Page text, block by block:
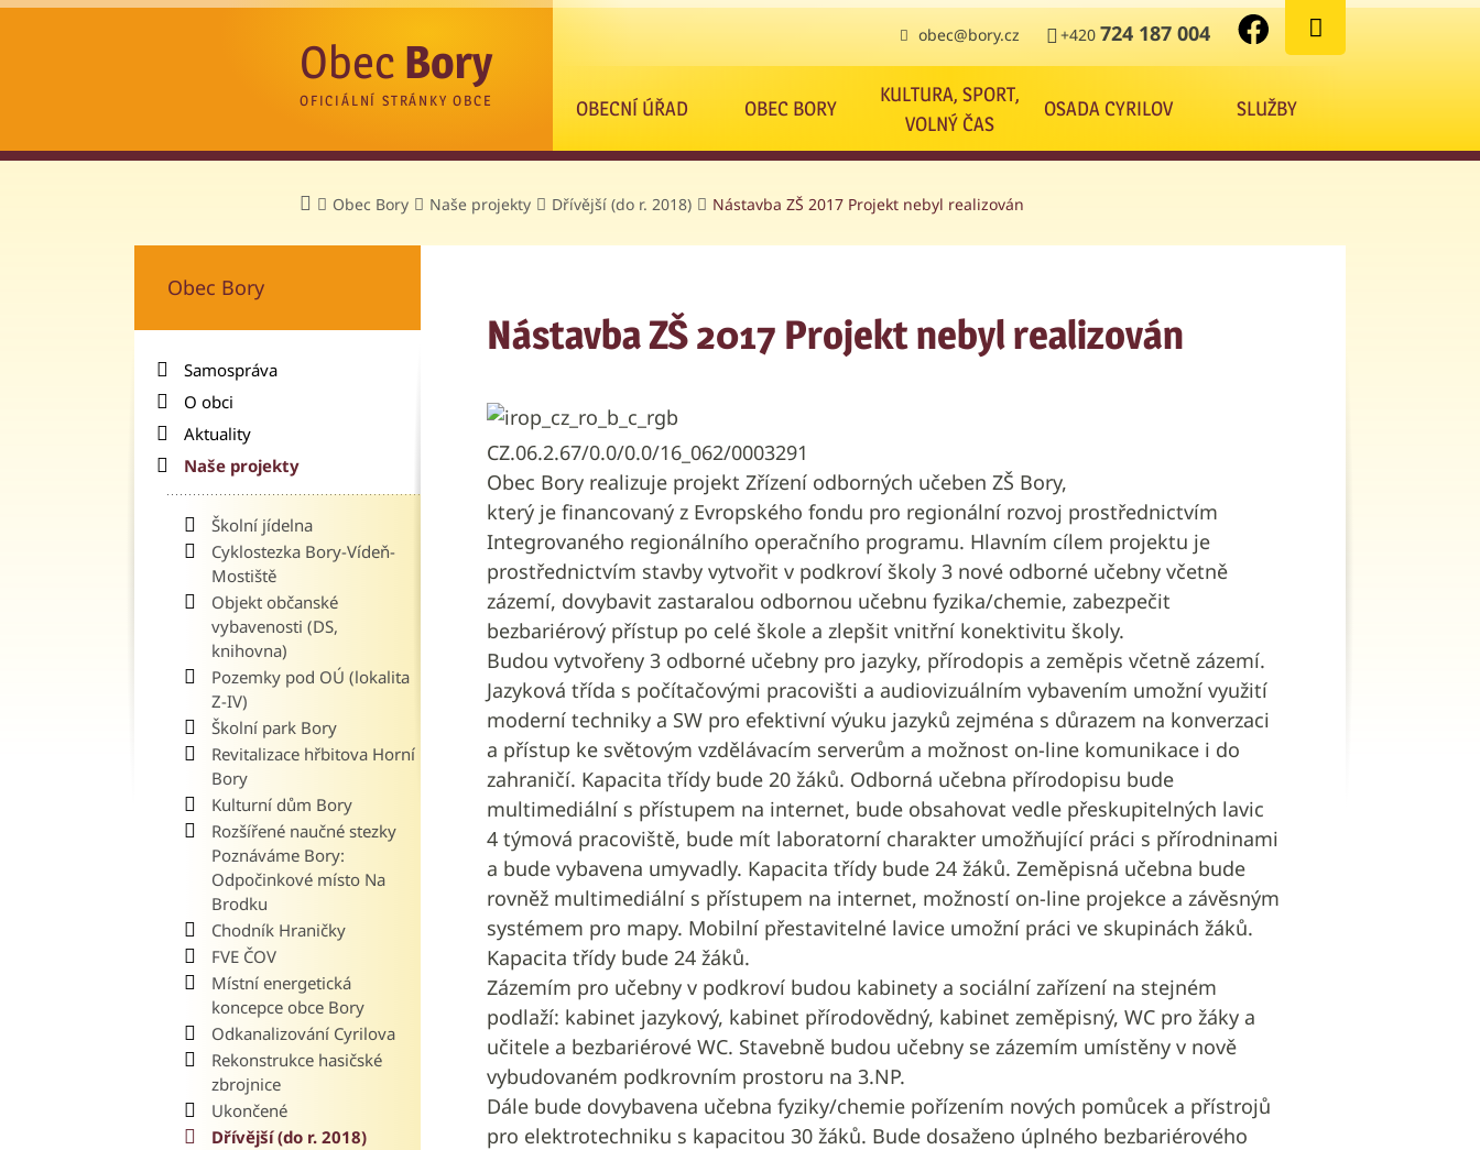
Obec Bory
OFICIÁLNÍ STRÁNKY OBCE
obec@bory.cz +420 724 187 004
OBECNÍ ÚŘAD OBEC BORY
KULTURA, SPORT,
VOLNÝ ČAS
OSADA CYRILOV SLUŽBY
Obec Bory Naše projekty Dřívější (do r. 2018) Nástavba ZŠ 2017 Projekt nebyl realizován
Nástavba ZŠ 2017 Projekt nebyl realizován
CZ.06.2.67/0.0/0.0/16_062/0003291
Obec Bory realizuje projekt Zřízení odborných učeben ZŠ Bory,
který je financovaný z Evropského fondu pro regionální rozvoj prostřednictvím
Integrovaného regionálního operačního programu. Hlavním cílem projektu je
prostřednictvím stavby vytvořit v podkroví školy 3 nové odborné učebny včetně
zázemí, dovybavit zastaralou odbornou učebnu fyzika/chemie, zabezpečit
bezbariérový přístup po celé škole a zlepšit vnitřní konektivitu školy.
Budou vytvořeny 3 odborné učebny pro jazyky, přírodopis a zeměpis včetně zázemí.
Jazyková třída s počítačovými pracovišti a audiovizuálním vybavením umožní využití
moderní techniky a SW pro efektivní výuku jazyků zejména s důrazem na konverzaci
a přístup ke světovým vzdělávacím serverům a možnost on-line komunikace i do
zahraničí. Kapacita třídy bude 20 žáků. Odborná učebna přírodopisu bude
multimediální s přístupem na internet, bude obsahovat vedle přeskupitelných lavic
4 týmová pracoviště, bude mít laboratorní charakter umožňující práci s přírodninami
a bude vybavena umyvadly. Kapacita třídy bude 24 žáků. Zeměpisná učebna bude
rovněž multimediální s přístupem na internet, možností on-line projekce a závěsným
systémem pro mapy. Mobilní přestavitelné lavice umožní práci ve skupinách žáků.
Kapacita třídy bude 24 žáků.
Zázemím pro učebny v podkroví budou kabinety a sociální zařízení na stejném
podlaží: kabinet jazykový, kabinet přírodovědný, kabinet zeměpisný, WC pro žáky a
učitele a bezbariérové WC. Stavebně budou učebny se zázemím umístěny v nově
vybudovaném podkrovním prostoru na 3.NP.
Dále bude dovybavena učebna fyziky/chemie pořízením nových pomůcek a přístrojů
pro elektrotechniku s kapacitou 30 žáků. Bude dosaženo úplného bezbariérového
Obec Bory
Samospráva
O obci
Aktuality
Naše projekty
Školní jídelna
Cyklostezka Bory-Vídeň-
Mostiště
Objekt občanské
vybavenosti (DS,
knihovna)
Pozemky pod OÚ (lokalita
Z-IV)
Školní park Bory
Revitalizace hřbitova Horní
Bory
Kulturní dům Bory
Rozšířené naučné stezky
Poznáváme Bory:
Odpočinkové místo Na
Brodku
Chodník Hraničky
FVE ČOV
Místní energetická
koncepce obce Bory
Odkanalizování Cyrilova
Rekonstrukce hasičské
zbrojnice
Ukončené
Dřívější (do r. 2018)